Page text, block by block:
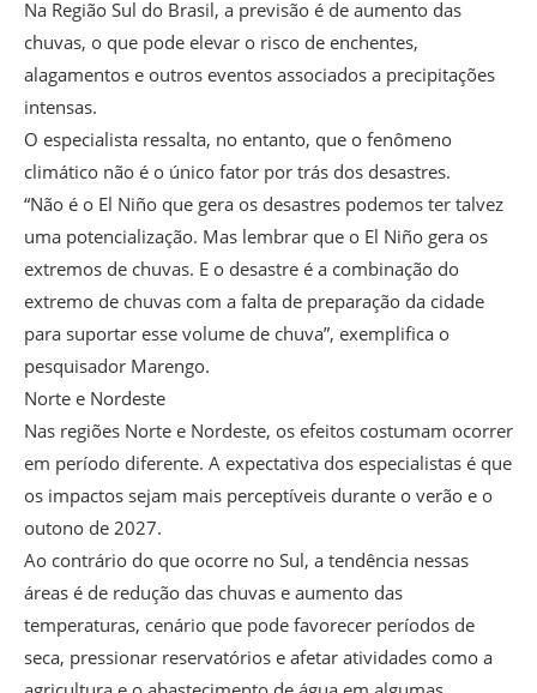
Na Região Sul do Brasil, a previsão é de aumento das
chuvas, o que pode elevar o risco de enchentes,
alagamentos e outros eventos associados a precipitações
intensas.
O especialista ressalta, no entanto, que o fenômeno
climático não é o único fator por trás dos desastres.
“Não é o El Niño que gera os desastres podemos ter talvez
uma potencialização. Mas lembrar que o El Niño gera os
extremos de chuvas. E o desastre é a combinação do
extremo de chuvas com a falta de preparação da cidade
para suportar esse volume de chuva”, exemplifica o
pesquisador Marengo.
Norte e Nordeste
Nas regiões Norte e Nordeste, os efeitos costumam ocorrer
em período diferente. A expectativa dos especialistas é que
os impactos sejam mais perceptíveis durante o verão e o
outono de 2027.
Ao contrário do que ocorre no Sul, a tendência nessas
áreas é de redução das chuvas e aumento das
temperaturas, cenário que pode favorecer períodos de
seca, pressionar reservatórios e afetar atividades como a